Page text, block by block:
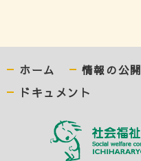
ホーム 情報の公開
ドキュメント